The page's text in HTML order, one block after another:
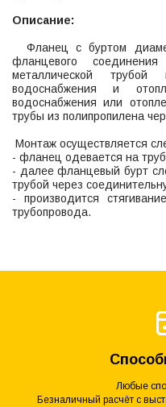
Описание:
Фланец с буртом
фланцевого
металлической
водоснабжения и
водоснабжения или
трубы из полипропилена
Монтаж осуществляется
- фланец одевается на
- далее фланцевый бурт
трубой через
- производится
трубопровода.
Любые
Безналичный расчёт с